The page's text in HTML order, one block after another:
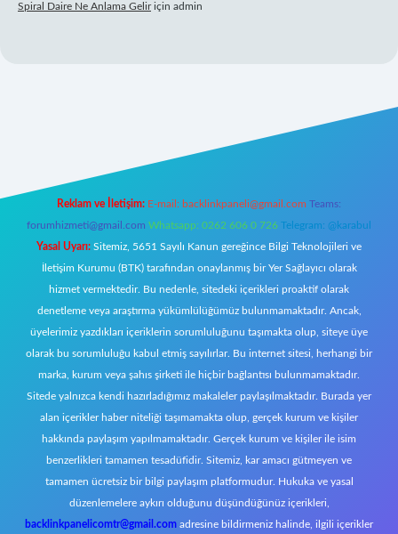
Spiral Daire Ne Anlama Geliriçin admin
Reklam ve İletişim: E-mail: backlinkpaneli@gmail.com Teams:
forumhizmeti@gmail.com Whatsapp: 0262 606 0 726 Telegram: @karabul
Yasal Uyarı: Sitemiz, 5651 Sayılı Kanun gereğince Bilgi Teknolojileri ve
İletişim Kurumu (BTK) tarafından onaylanmış bir Yer Sağlayıcı olarak
hizmet vermektedir. Bu nedenle, sitedeki içerikleri proaktif olarak
denetleme veya araştırma yükümlülüğümüz bulunmamaktadır. Ancak,
üyelerimiz yazdıkları içeriklerin sorumluluğunu taşımakta olup, siteye üye
olarak bu sorumluluğu kabul etmiş sayılırlar. Bu internet sitesi, herhangi bir
marka, kurum veya şahıs şirketi ile hiçbir bağlantısı bulunmamaktadır.
Sitede yalnızca kendi hazırladığımız makaleler paylaşılmaktadır. Burada yer
alan içerikler haber niteliği taşımamakta olup, gerçek kurum ve kişiler
hakkında paylaşım yapılmamaktadır. Gerçek kurum ve kişiler ile isim
benzerlikleri tamamen tesadüfidir. Sitemiz, kar amacı gütmeyen ve
tamamen ücretsiz bir bilgi paylaşım platformudur. Hukuka ve yasal
düzenlemelere aykırı olduğunu düşündüğünüz içerikleri,
backlinkpanelicomtr@gmail.com adresine bildirmeniz halinde, ilgili içerikler